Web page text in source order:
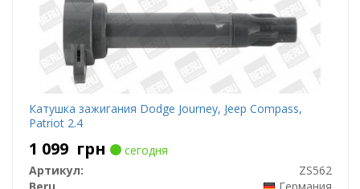
Катушка зажигания Dodge Journey, Jeep Compass,
Patriot 2.4
1 099 грн
сегодня
Артикул:
ZS562